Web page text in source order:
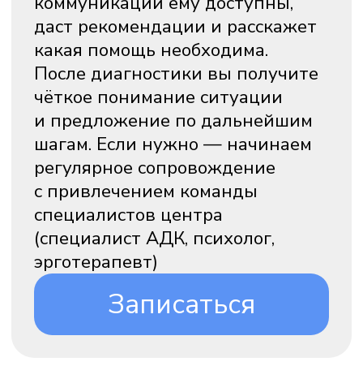
Записаться
НАША КОМАНДА
Наша команда регулярно проводит
внутренние интервизии, чтобы лучше
помочь именно вам.